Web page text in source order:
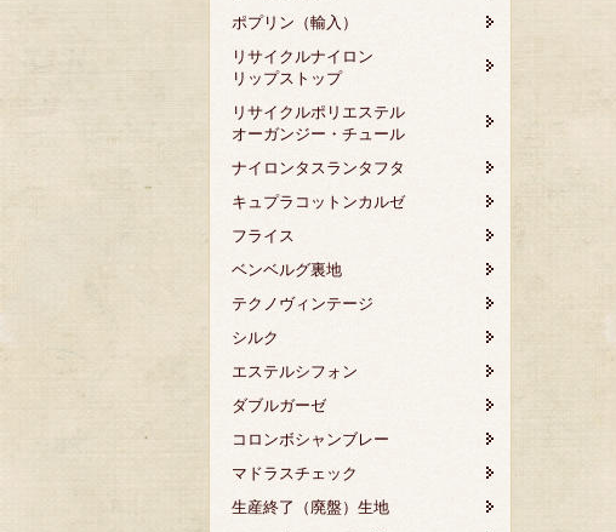
ポプリン（輸入）
リサイクルナイロン
リップストップ
リサイクルポリエステル
オーガンジー・チュール
ナイロンタスランタフタ
キュプラコットンカルゼ
フライス
ベンベルグ裏地
テクノヴィンテージ
シルク
エステルシフォン
ダブルガーゼ
コロンボシャンブレー
マドラスチェック
生産終了（廃盤）生地